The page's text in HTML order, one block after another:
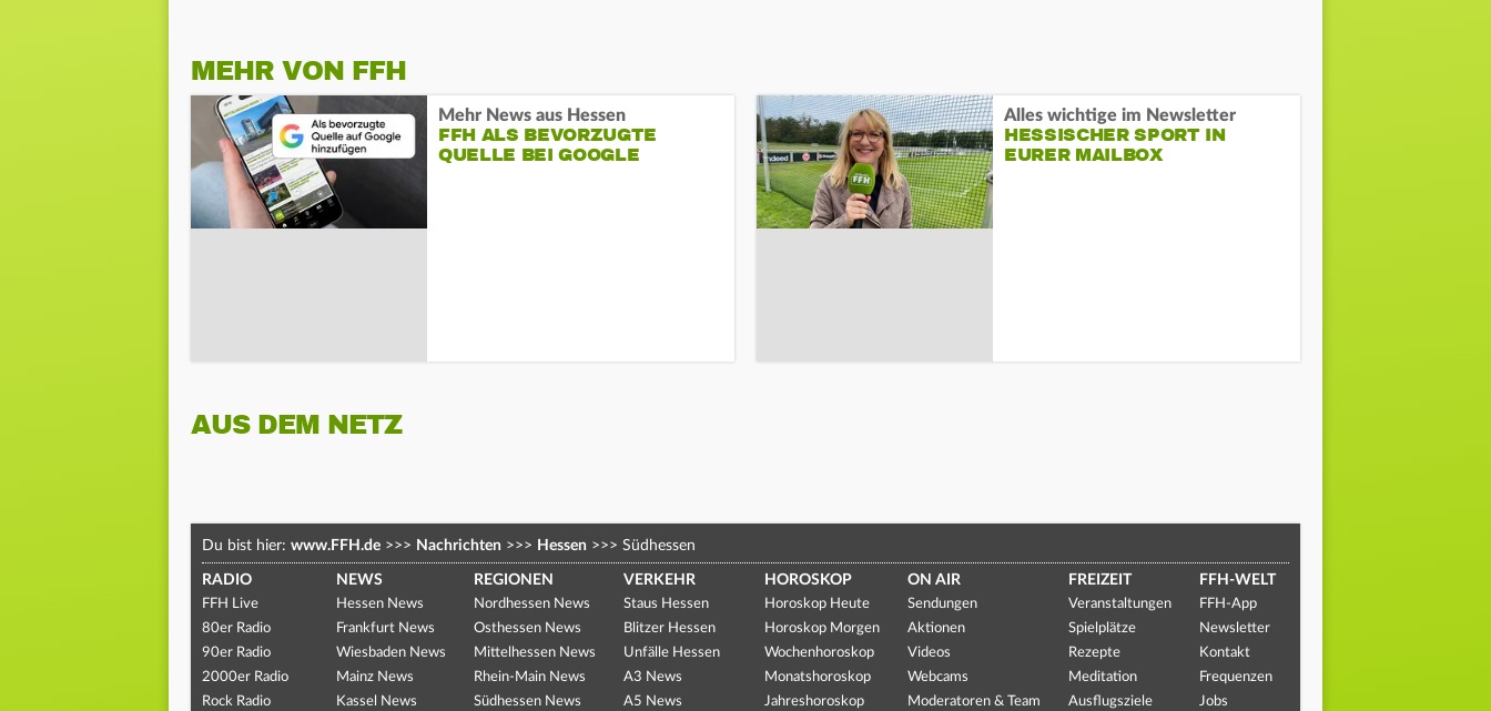
MEHR VON FFH
Mehr News aus Hessen
FFH ALS BEVORZUGTE
QUELLE BEI GOOGLE
Alles wichtige im Newsletter
HESSISCHER SPORT IN
EURER MAILBOX
AUS DEM NETZ
Du bist hier: www.FFH.de >>> Nachrichten >>> Hessen >>> Südhessen
RADIO
FFH Live
80er Radio
90er Radio
2000er Radio
Rock Radio
NEWS
Hessen News
Frankfurt News
Wiesbaden News
Mainz News
Kassel News
REGIONEN
Nordhessen News
Osthessen News
Mittelhessen News
Rhein-Main News
Südhessen News
VERKEHR
Staus Hessen
Blitzer Hessen
Unfälle Hessen
A3 News
A5 News
HOROSKOP
Horoskop Heute
Horoskop Morgen
Wochenhoroskop
Monatshoroskop
Jahreshoroskop
ON AIR
Sendungen
Aktionen
Videos
Webcams
Moderatoren & Team
FREIZEIT
Veranstaltungen
Spielplätze
Rezepte
Meditation
Ausflugsziele
FFH-WELT
FFH-App
Newsletter
Kontakt
Frequenzen
Jobs